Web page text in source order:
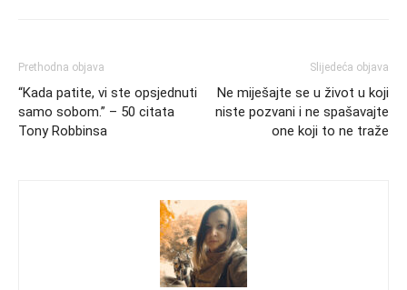
Prethodna objava
“Kada patite, vi ste opsjednuti
samo sobom.” – 50 citata
Tony Robbinsa
Slijedeća objava
Ne miješajte se u život u koji
niste pozvani i ne spašavajte
one koji to ne traže